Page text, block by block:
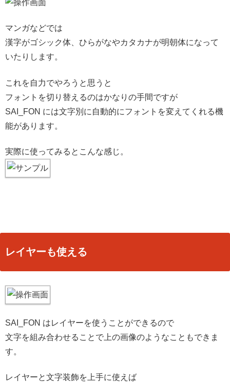
マンガなどでは
漢字がゴシック体、ひらがなやカタカナが明朝体になって
いたりします。
これを自力でやろうと思うと
フォントを切り替えるのはかなりの手間ですが
SAI_FON には文字別に自動的にフォントを変えてくれる機
能があります。
実際に使ってみるとこんな感じ。
レイヤーも使える
SAI_FON はレイヤーを使うことができるので
文字を組み合わせることで上の画像のようなこともできま
す。
レイヤーと文字装飾を上手に使えば